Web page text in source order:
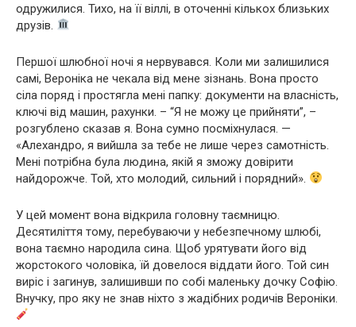
одружилися. Тихо, на її віллі, в оточенні кількох близьких
друзів.
Першої шлюбної ночі я нервувався. Коли ми залишилися
самі, Вероніка не чекала від мене зізнань. Вона просто
сіла поряд і простягла мені папку: документи на власність,
ключі від машин, рахунки. – “Я не можу це прийняти”, –
розгублено сказав я. Вона сумно посміхнулася. —
«Алехандро, я вийшла за тебе не лише через самотність.
Мені потрібна була людина, якій я зможу довірити
найдорожче. Той, хто молодий, сильний і порядний».
У цей момент вона відкрила головну таємницю.
Десятиліття тому, перебуваючи у небезпечному шлюбі,
вона таємно народила сина. Щоб урятувати його від
жорстокого чоловіка, їй довелося віддати його. Той син
виріс і загинув, залишивши по собі маленьку дочку Софію.
Внучку, про яку не знав ніхто з жадібних родичів Вероніки.